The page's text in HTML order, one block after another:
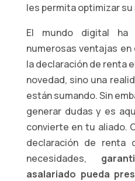
les permita optimizar su
El mundo digital
numerosas ventajas
la declaración de renta
novedad, sino una
están sumando. Sin
generar dudas y es
convierte en tu aliado.
declaración de
necesidades,
asalariado pueda